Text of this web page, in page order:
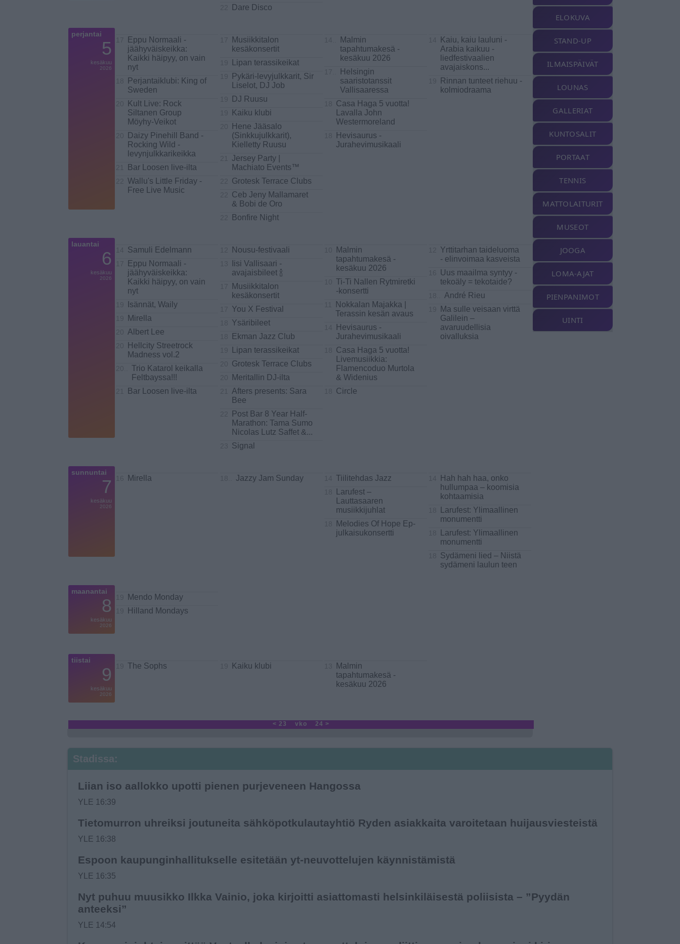
Dare Disco
perjantai
5
kesäkuu
2026
Eppu Normaali -
jäähyväiskeikka:
Kaikki häipyy, on vain
nyt
Perjantaiklubi: King of
Sweden
Kult Live: Rock
Siltanen Group
Möyhy-Veikot
Daizy Pinehill Band -
Rocking Wild -
levynjulkkarikeikka
Bar Loosen live-ilta
Wallu's Little Friday -
Free Live Music
Musiikkitalon
kesäkonsertit
Lipan terassikeikat
Pykäri-levyjulkkarit, Sir
Liselot, DJ Job
DJ Ruusu
Kaiku klubi
Hene Jääsalo
(Sinkkujulkkarit),
Kielletty Ruusu
Jersey Party |
Machiato Events™
Grotesk Terrace Clubs
Ceb Jeny Mallamaret
& Bobi de Oro
Bonfire Night
Malmin
tapahtumakesä -
kesäkuu 2026
Helsingin
saaristotanssit
Vallisaaressa
Casa Haga 5 vuotta!
Lavalla John
Westermoreland
Hevisaurus -
Jurahevimusikaali
Kaiu, kaiu lauluni -
Arabia kaikuu -
liedfestivaalien
avajaiskons...
Rinnan tunteet riehuu -
kolmiodraama
lauantai
6
kesäkuu
2026
Samuli Edelmann
Eppu Normaali -
jäähyväiskeikka:
Kaikki häipyy, on vain
nyt
Isännät, Waily
Mirella
Albert Lee
Hellcity Streetrock
Madness vol.2
Trio Katarol keikalla
Feltbayssa!!!
Bar Loosen live-ilta
Nousu-festivaali
Iisi Vallisaari -
avajaisbileet 🍾
Musiikkitalon
kesäkonsertit
You X Festival
Ysäribileet
Ekman Jazz Club
Lipan terassikeikat
Grotesk Terrace Clubs
Meritallin DJ-ilta
Afters presents: Sara
Bee
Post Bar 8 Year Half-
Marathon: Tama Sumo
Nicolas Lutz Saffet & ...
Signal
Malmin
tapahtumakesä -
kesäkuu 2026
Ti-Ti Nallen Rytmiretki
-konsertti
Nokkalan Majakka |
Terassin kesän avaus
Hevisaurus -
Jurahevimusikaali
Casa Haga 5 vuotta!
Livemusiikkia:
Flamencoduo Murtola
& Widenius
Circle
Yrttitarhan taideluoma
- elinvoimaa kasveista
Uus maailma syntyy -
tekoäly = tekotaide?
André Rieu
Ma sulle veisaan virttä
Galilein –
avaruudellisia
oivalluksia
sunnuntai
7
kesäkuu
2026
Mirella Jazzy Jam Sunday Tiilitehdas Jazz
Larufest –
Lauttasaaren
musiikkijuhlat
Melodies Of Hope Ep-
julkaisukonsertti
Hah hah haa, onko
hullumpaa – koomisia
kohtaamisia
Larufest: Ylimaallinen
monumentti
Larufest: Ylimaallinen
monumentti
Sydämeni lied – Niistä
sydämeni laulun teen
maanantai
8
kesäkuu
2026
Mendo Monday
Hilland Mondays
tiistai
9
kesäkuu
2026
The Sophs Kaiku klubi
Malmin
tapahtumakesä -
kesäkuu 2026
< 23 vko 24 >
ELOKUVA
STAND-UP
ILMAISPÄIVÄT
LOUNAS
GALLERIAT
KUNTOSALIT
PORTAAT
TENNIS
MATTOLAITURIT
MUSEOT
JOOGA
LOMA-AJAT
PIENPANIMOT
UINTI
Stadissa:
Liian iso aallokko upotti pienen purjeveneen Hangossa
YLE 16:39
Tietomurron uhreiksi joutuneita sähköpotku­lautayhtiö Ryden asiakkaita varoitetaan huijaus­viesteistä
YLE 16:38
Espoon kaupungin­hallitukselle esitetään yt-neuvottelujen käynnistämistä
YLE 16:35
Nyt puhuu muusikko Ilkka Vainio, joka kirjoitti asiattomasti hel­sin­ki­läi­ses­tä poliisista – ”Pyydän
anteeksi”
YLE 14:54